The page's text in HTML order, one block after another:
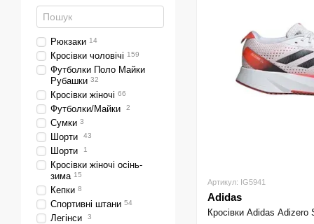
Артикул: IG5941
Adidas
Кросівки Adidas Adizero
Рюкзаки 14
Кросівки чоловічі 159
Футболки Поло Майки
Рубашки 32
Кросівки жіночі 66
Футболки/Майки 2
Сумки 3
Шорти 43
Шорти 1
Кросівки жіночі осінь-
зима 15
Кепки 8
Спортивні штани 54
Легінси 3